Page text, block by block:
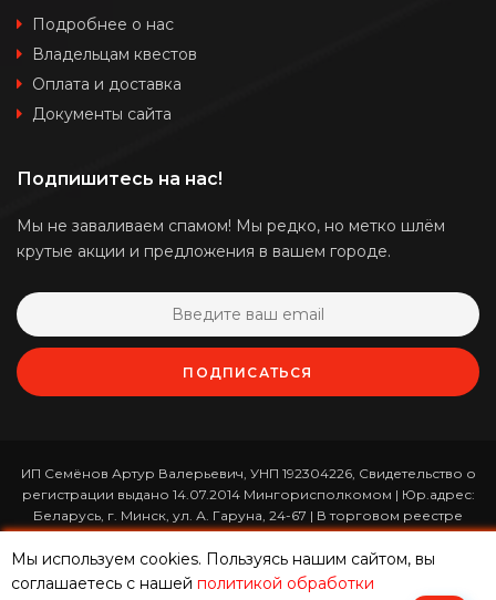
Подробнее о нас
Владельцам квестов
Оплата и доставка
Документы сайта
Подпишитесь на нас!
Мы не заваливаем спамом! Мы редко, но метко шлём
крутые акции и предложения в вашем городе.
ПОДПИСАТЬСЯ
ИП Семёнов Артур Валерьевич, УНП 192304226, Свидетельство о
регистрации выдано 14.07.2014 Мингорисполкомом | Юр.адрес:
Беларусь, г. Минск, ул. А. Гаруна, 24-67 | В торговом реестре
зарегистрирован 26.01.2017 за номером 365820 | Режим работы:
ежедневно с 10:00 до 19:00 (приём заказов онлайн -
круглосуточно)
Мы используем cookies. Пользуясь нашим сайтом, вы
соглашаетесь с нашей политикой обработки